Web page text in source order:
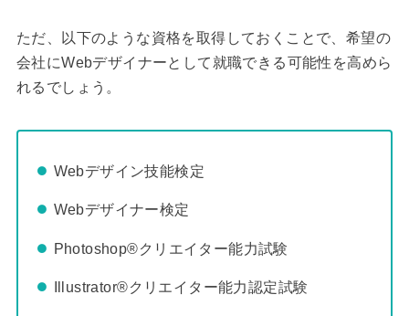
ただ、以下のような資格を取得しておくことで、希望の
会社にWebデザイナーとして就職できる可能性を高めら
れるでしょう。
Webデザイン技能検定
Webデザイナー検定
Photoshop®クリエイター能力試験
Illustrator®クリエイター能力認定試験